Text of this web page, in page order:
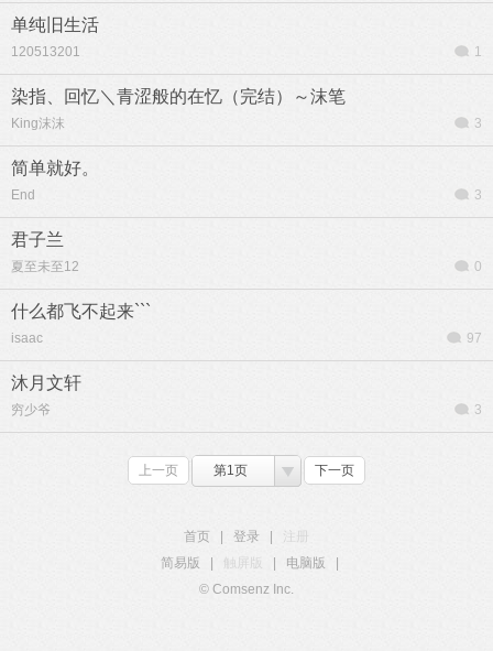
单纯旧生活
120513201 1
染指、回忆＼青涩般的在忆（完结）～沫笔
King沫沫 3
简单就好。
End 3
君子兰
夏至未至12 0
什么都飞不起来```
isaac 97
沐月文轩
穷少爷 3
上一页 第1页 下一页
首页 登录
注册
简易版
触屏版 电脑版
© Comsenz Inc.